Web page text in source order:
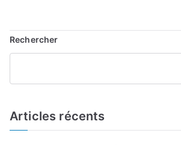
Rechercher
Articles récents